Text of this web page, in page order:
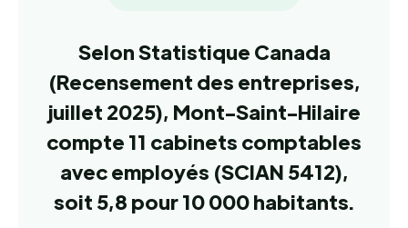
Selon Statistique Canada
(Recensement des entreprises,
juillet 2025), Mont-Saint-Hilaire
compte 11 cabinets comptables
avec employés (SCIAN 5412),
soit 5,8 pour 10 000 habitants.